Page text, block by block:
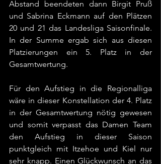
Abstand beendeten dann Birgit Pruß
und Sabrina Eckmann auf den Plätzen
20 und 21 das Landesliga Saisonfinale.
In der Summe ergab sich aus diesen
Platzierungen ein 5. Platz in der
Gesamtwertung.
Für den Aufstieg in die Regionalliga
wäre in dieser Konstellation der 4. Platz
in der Gesamtwertung nötig gewesen
und somit verpasst das Damen Team
den Aufstieg in dieser Saison
punktgleich mit Itzehoe und Kiel nur
sehr knapp. Einen Glückwunsch an das